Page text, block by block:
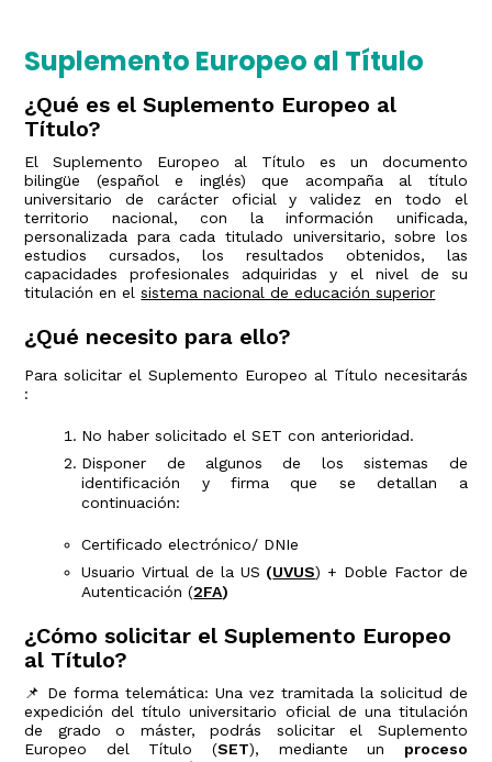
Suplemento Europeo al Título
¿Qué es el Suplemento Europeo al
Título?
El Suplemento Europeo al Título es un documento
bilingüe (español e inglés) que acompaña al título
universitario de carácter oficial y validez en todo el
territorio nacional, con la información unificada,
personalizada para cada titulado universitario, sobre los
estudios cursados, los resultados obtenidos, las
capacidades profesionales adquiridas y el nivel de su
titulación en elsistema nacional de educación superior
¿Qué necesito para ello?
Para solicitar el Suplemento Europeo al Título necesitarás
:
No haber solicitado el SET con anterioridad.
Disponer de algunos de los sistemas de
identificación y firma que se detallan a
continuación:
Certificado electrónico/ DNIe
Usuario Virtual de la US (UVUS) + Doble Factor de
Autenticación (2FA)
¿Cómo solicitar el Suplemento Europeo
al Título?
📌 De forma telemática: Una vez tramitada la solicitud de
expedición del título universitario oficial de una titulación
de grado o máster, podrás solicitar el Suplemento
Europeo del Título (SET), mediante un proceso